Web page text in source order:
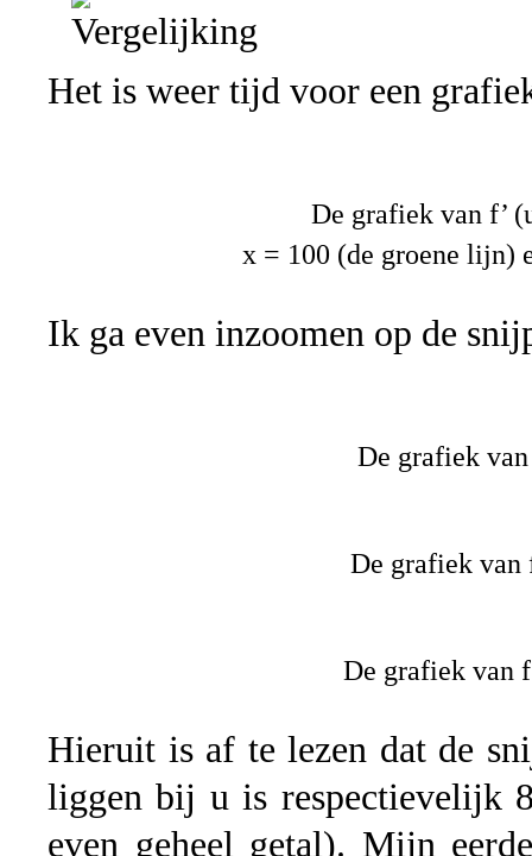
Het is weer tijd voor een
De grafiek van f’
x = 100 (de groene lijn)
Ik ga even inzoomen op de
De grafiek
De grafiek van
De grafiek van
Hieruit is af te lezen dat de
liggen bij u is respectievelijk
even geheel getal). Mijn